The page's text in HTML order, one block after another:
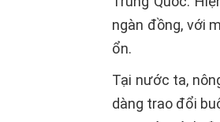
ngàn đồng, với
ổn.
Tại nước ta,
dàng trao đổi